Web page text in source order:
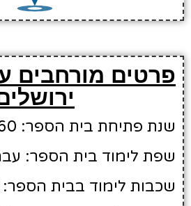
פרטים מורחבים
ירושלים
שנת פתיחת בית הספר: 1960
שפת לימוד בית הספר:
שכבות לימוד בבית הספר: